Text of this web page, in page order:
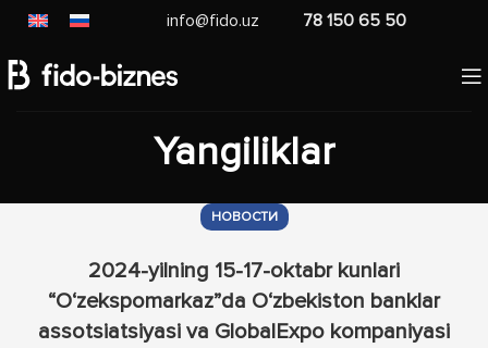
info@fido.uz 78 150 65 50
Yangiliklar
НОВОСТИ
2024-yilning 15-17-oktabr kunlari
“O‘zekspomarkaz”da O‘zbekiston banklar
assotsiatsiyasi va GlobalExpo kompaniyasi